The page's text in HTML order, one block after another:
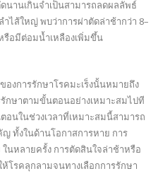
นานเกินจำเป็นสามารถลดผลลัพธ์
ำไส้ใหญ่ พบว่าการผ่าตัดล่าช้ากว่า 8–
รือมีต่อมน้ำเหลืองเพิ่มขึ้น
องการรักษาโรคมะเร็งนั้นหมายถึง
กษาตามขั้นตอนอย่างเหมาะสมไปที
นในช่วงเวลาที่เหมาะสมนี้สามารถ
ทั้งในด้านโอกาสการหาย การ
หลายครั้ง การตัดสินใจล่าช้าหรือ
โรคลุกลามจนทางเลือกการรักษา